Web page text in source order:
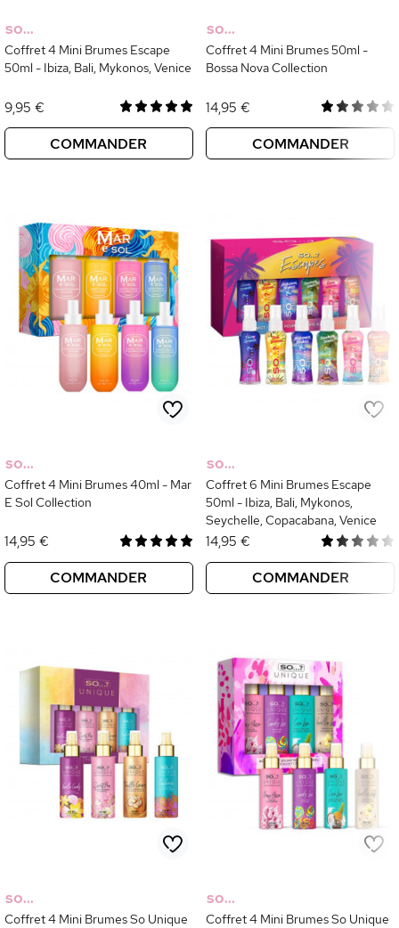
SO...
Coffret 4 Mini Brumes Escape
50ml - Ibiza, Bali, Mykonos, Venice
9,95 €
COMMANDER
SO...
Coffret 4 Mini Brumes 50ml -
Bossa Nova Collection
14,95 €
COMMANDER
SO...
Coffret 4 Mini Brumes 40ml - Mar
E Sol Collection
14,95 €
COMMANDER
SO...
Coffret 6 Mini Brumes Escape
50ml - Ibiza, Bali, Mykonos,
Seychelle, Copacabana, Venice
14,95 €
COMMANDER
SO...
Coffret 4 Mini Brumes So Unique
SO...
Coffret 4 Mini Brumes So Unique